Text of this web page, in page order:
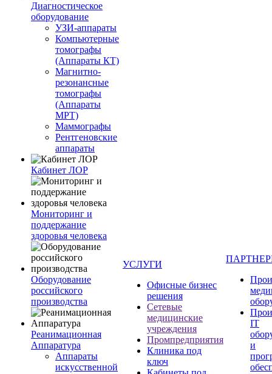
Диагностическое
оборудование
УЗИ-аппараты
Компьютерные
томографы
(Аппараты КТ)
Магнитно-
резонансные
томографы
(Аппараты
МРТ)
Маммографы
Рентгеновские
аппараты
Кабинет ЛОР
Мониторинг и
поддержание
здоровья человека
Оборудование
российского
производства
Реанимационная
Аппаратура
Аппараты
искусственной
УСЛУГИ
Офисные бизнес
решения
Сетевые
медицинские
учреждения
Промпредприятия
Клиника под
ключ
IT
и